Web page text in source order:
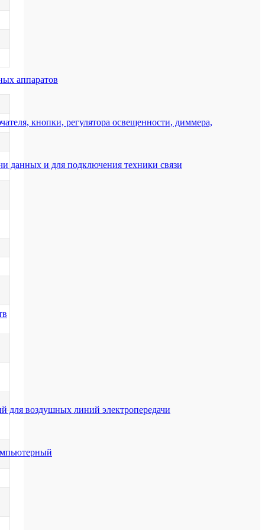
аппаратов
кнопки, регулятора освещенности, диммера,
данных и для подключения техники связи
для воздушных линий электропередачи